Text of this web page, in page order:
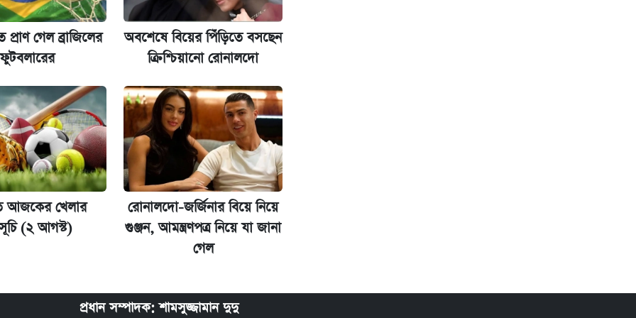
ফেরত পাঠানো হলো
গেল ব্রাজিলের
ফুটবলারের
অবশেষে বিয়ের পিঁড়িতে বসছেন
ক্রিশ্চিয়ানো রোনালদো
আজকের খেলার
(২ আগস্ট)
রোনালদো-জর্জিনার বিয়ে নিয়ে
গুঞ্জন, আমন্ত্রণপত্র নিয়ে যা জানা
গেল
প্রধান সম্পাদক: শামসুজ্জামান দুদু